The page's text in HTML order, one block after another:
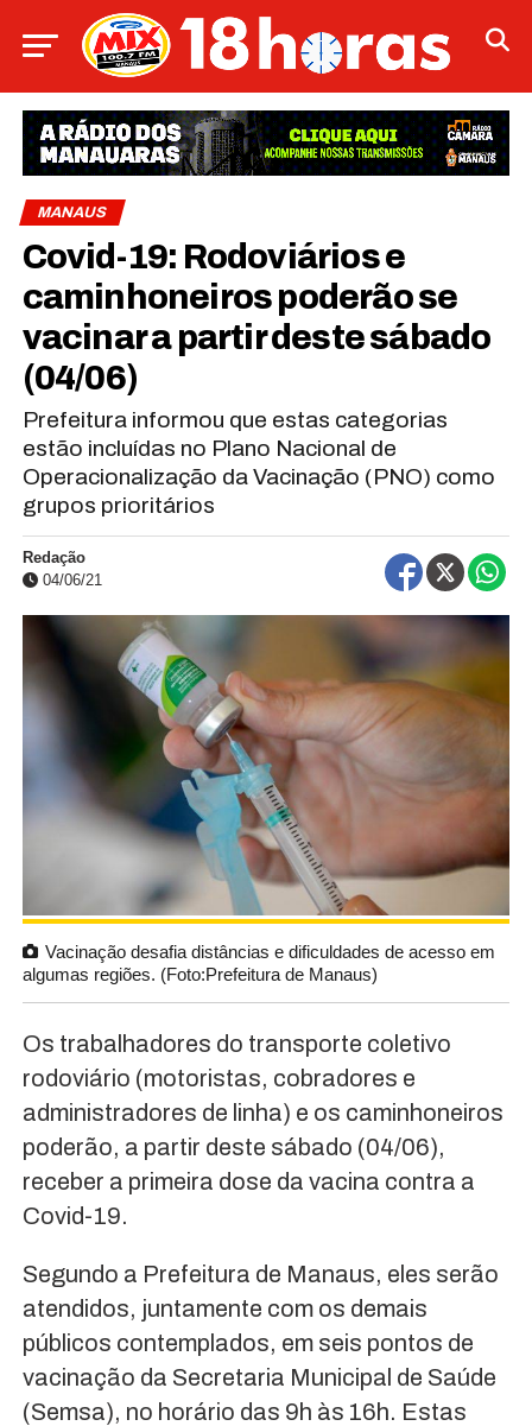
MANAUS
Covid-19: Rodoviários e
caminhoneiros poderão se
vacinar a partir deste sábado
(04/06)
Prefeitura informou que estas categorias
estão incluídas no Plano Nacional de
Operacionalização da Vacinação (PNO) como
grupos prioritários
Redação
04/06/21
Vacinação desafia distâncias e dificuldades de acesso em
algumas regiões. (Foto:Prefeitura de Manaus)
Os trabalhadores do transporte coletivo
rodoviário (motoristas, cobradores e
administradores de linha) e os caminhoneiros
poderão, a partir deste sábado (04/06),
receber a primeira dose da vacina contra a
Covid-19.
Segundo a Prefeitura de Manaus, eles serão
atendidos, juntamente com os demais
públicos contemplados, em seis pontos de
vacinação da Secretaria Municipal de Saúde
(Semsa), no horário das 9h às 16h. Estas